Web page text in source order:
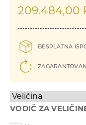
Privesci
209.484,00
BESPLATNA
VODIČ ZA